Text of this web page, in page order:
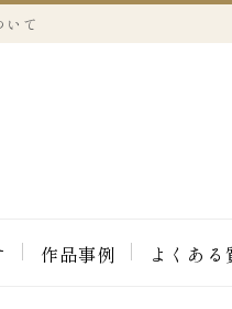
いて
作品事例 よくある